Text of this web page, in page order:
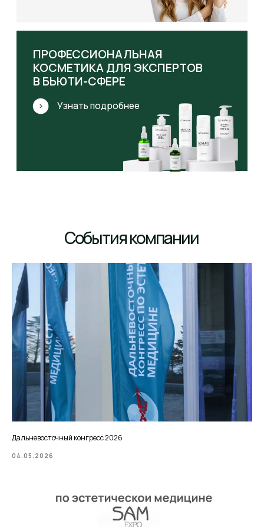
Дальневосточный конгресс 2026
04.05.2026
РЕКВИЗИТЫ
Согласие на обработку персональных данных
Пользовательское соглашение
© Все права защищены. 2026